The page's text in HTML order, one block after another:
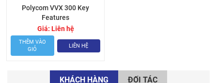
Polycom VVX 300 Key
Features
Giá: Liên hệ
THÊM VÀO
GIỎ
LIÊN HỆ
KHÁCH HÀNG ĐỐI TÁC